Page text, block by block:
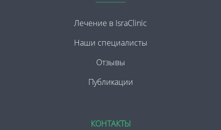
Лечение в IsraClinic
Наши специалисты
Отзывы
Публикации
КОНТАКТЫ